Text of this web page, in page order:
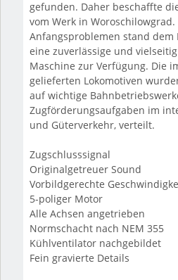
gefunden. Daher beschaffte
vom Werk in
Anfangsproblemen stand
eine zuverlässige und
Maschine zur Verfügung. Die
gelieferten Lokomotiven
auf wichtige
Zugförderungsaufgaben im
und Güterverkehr, verteilt.
Zugschlusssignal
Originalgetreuer Sound
Vorbildgerechte
5-poliger Motor
Alle Achsen angetrieben
Normschacht nach NEM 355
Kühlventilator nachgebildet
Fein gravierte Details